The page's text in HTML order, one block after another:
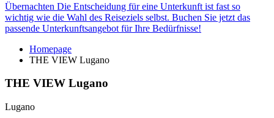
Übernachten Die Entscheidung für eine Unterkunft ist fast so
wichtig wie die Wahl des Reiseziels selbst. Buchen Sie jetzt das
passende Unterkunftsangebot für Ihre Bedürfnisse!
Homepage
THE VIEW Lugano
THE VIEW Lugano
Lugano